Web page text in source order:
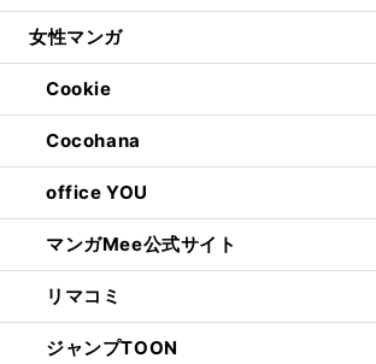
女性マンガ
Cookie
Cocohana
office YOU
マンガMee公式サイト
リマコミ
ジャンプTOON